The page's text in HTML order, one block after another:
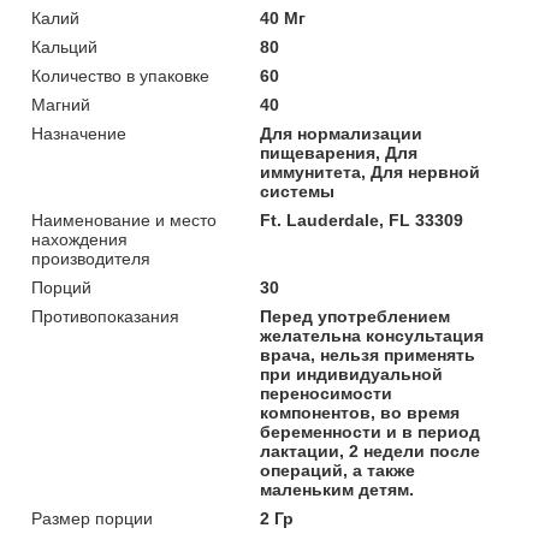
Калий
40 Мг
Кальций
80
Количество в упаковке
60
Магний
40
Назначение
Для нормализации
пищеварения, Для
иммунитета, Для нервной
системы
Наименование и место
нахождения
производителя
Ft. Lauderdale, FL 33309
Порций
30
Противопоказания
Перед употреблением
желательна консультация
врача, нельзя применять
при индивидуальной
переносимости
компонентов, во время
беременности и в период
лактации, 2 недели после
операций, а также
маленьким детям.
Размер порции
2 Гр